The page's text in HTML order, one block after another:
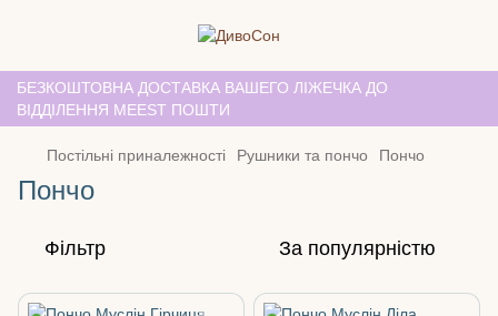
БЕЗКОШТОВНА ДОСТАВКА ВАШЕГО ЛІЖЕЧКА ДО
ВІДДІЛЕННЯ MEEST ПОШТИ
Постільні приналежності Рушники та пончо Пончо
Пончо
Фільтр За популярністю